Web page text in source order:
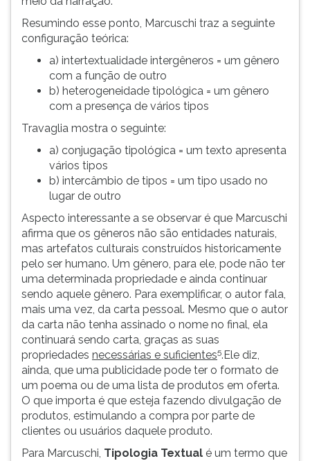
Resumindo esse ponto, Marcuschi traz a seguinte
configuração teórica:
a) intertextualidade intergêneros = um gênero
com a função de outro
b) heterogeneidade tipológica = um gênero
com a presença de vários tipos
Travaglia mostra o seguinte:
a) conjugação tipológica = um texto apresenta
vários tipos
b) intercâmbio de tipos = um tipo usado no
lugar de outro
Aspecto interessante a se observar é que Marcuschi
afirma que os gêneros não são entidades naturais,
mas artefatos culturais construídos historicamente
pelo ser humano. Um gênero, para ele, pode não ter
uma determinada propriedade e ainda continuar
sendo aquele gênero. Para exemplificar, o autor fala,
mais uma vez, da carta pessoal. Mesmo que o autor
da carta não tenha assinado o nome no final, ela
continuará sendo carta, graças as suas
propriedades necessárias e suficientes5.Ele diz,
ainda, que uma publicidade pode ter o formato de
um poema ou de uma lista de produtos em oferta.
O que importa é que esteja fazendo divulgação de
produtos, estimulando a compra por parte de
clientes ou usuários daquele produto.
Para Marcuschi, Tipologia Textual é um termo que